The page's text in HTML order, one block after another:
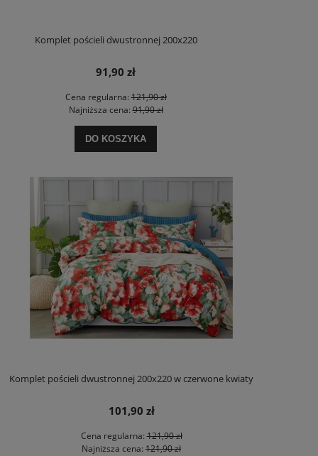
Komplet pościeli dwustronnej 200x220
91,90 zł
Cena regularna:121,90 zł
Najniższa cena:91,90 zł
DO KOSZYKA
Komplet pościeli dwustronnej 200x220 w czerwone kwiaty
101,90 zł
Cena regularna:121,90 zł
Najniższa cena: 121,90 zł